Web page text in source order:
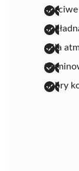
miła
dobry